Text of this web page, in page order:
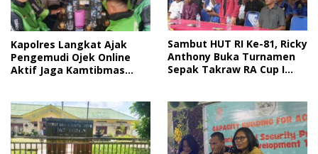
Kapolres Langkat Ajak
Pengemudi Ojek Online
Aktif Jaga Kamtibmas
Sambut HUT RI Ke-81, Ricky
Anthony Buka Turnamen
Sepak Takraw RA Cup I